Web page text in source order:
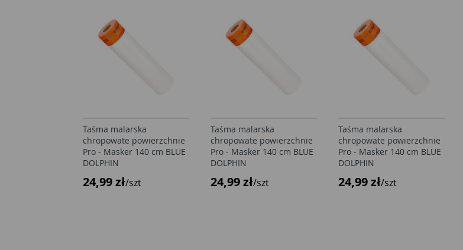
Taśma malarska
chropowate powierzchnie
Pro - Masker 140 cm BLUE
DOLPHIN
24,99 zł/szt
Taśma malarska
chropowate powierzchnie
Pro - Masker 140 cm BLUE
DOLPHIN
24,99 zł/szt
Taśma malarska
chropowate powierzchnie
Pro - Masker 140 cm BLUE
DOLPHIN
24,99 zł/szt